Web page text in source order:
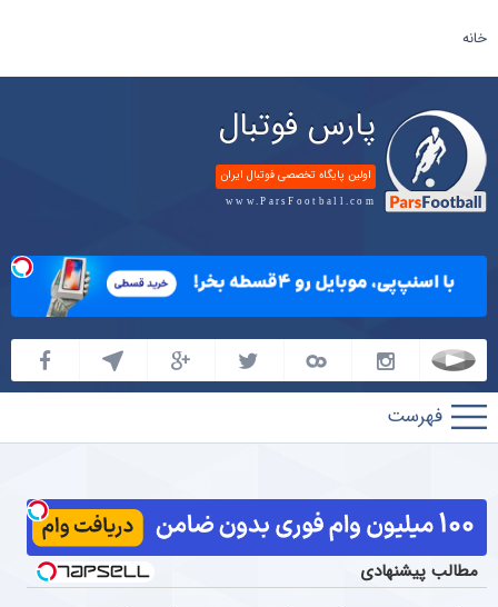
خانه
پارس فوتبال
اولین پایگاه تخصصی فوتبال ایران
www.ParsFootball.com
پارس
فوتبال
مطالب پیشنهادی